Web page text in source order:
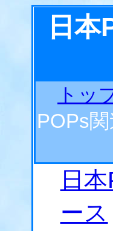
日
トッ
POPs
日
ース